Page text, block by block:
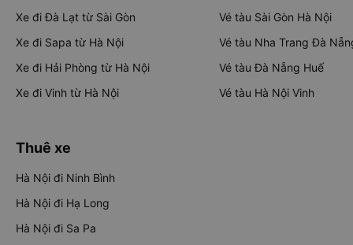
Xe đi Đà Lạt từ Sài Gòn
Xe đi Sapa từ Hà Nội
Xe đi Hải Phòng từ Hà Nội
Xe đi Vinh từ Hà Nội
Vé tàu Sài Gòn Hà Nội
Vé tàu Nha Trang Đà
Vé tàu Đà Nẵng Huế
Vé tàu Hà Nội Vinh
Thuê xe
Hà Nội đi Ninh Bình
Hà Nội đi Hạ Long
Hà Nội đi Sa Pa